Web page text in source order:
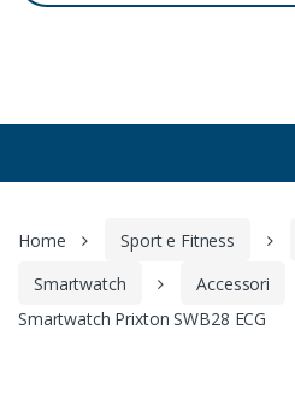
Home Sport e Fitness
Smartwatch
Accessori
Smartwatch Prixton SWB28 ECG